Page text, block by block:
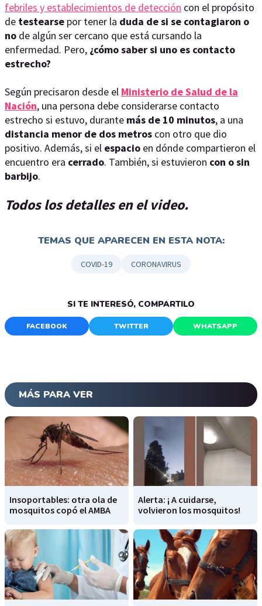
febriles y establecimientos de detección con el propósito
de testearse por tener la duda de si se contagiaron o
no de algún ser cercano que está cursando la
enfermedad. Pero, ¿cómo saber si uno es contacto
estrecho?
Según precisaron desde el Ministerio de Salud de la
Nación, una persona debe considerarse contacto
estrecho si estuvo, durante más de 10 minutos, a una
distancia menor de dos metros con otro que dio
positivo. Además, si el espacio en dónde compartieron el
encuentro era cerrado. También, si estuvieron con o sin
barbijo.
Todos los detalles en el video.
TEMAS QUE APARECEN EN ESTA NOTA:
COVID-19 CORONAVIRUS
SI TE INTERESÓ, COMPARTILO
FACEBOOK TWITTER WHATSAPP
MÁS PARA VER
Insoportables: otra ola de
mosquitos copó el AMBA
Alerta: ¡ A cuidarse,
volvieron los mosquitos!